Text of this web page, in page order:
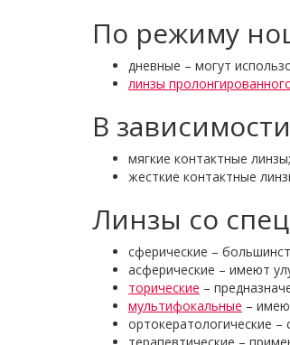
По режиму
дневные – могут
линзы
В
мягкие контактные линзы;
жесткие контактные
Линзы со
сферические –
асферические – имеют
торические –
мультифокальные –
ортокератологические